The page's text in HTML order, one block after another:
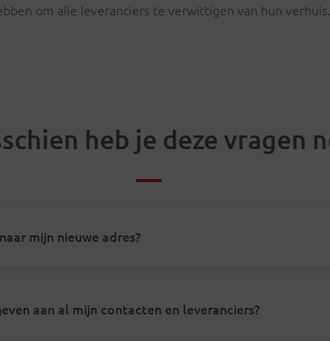
om alle leveranciers te verwittigen van hun verhuis.
heb je deze vragen
mijn nieuwe adres?
aan al mijn contacten en leveranciers?